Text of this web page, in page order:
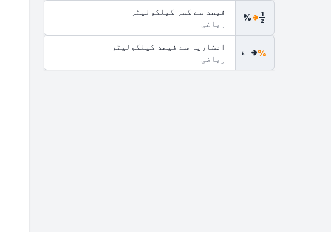
% 1
2
فیصد سے کسر کیلکولیٹر
ریاضی
.5 %
اعشاریہ سے فیصد کیلکولیٹر
ریاضی